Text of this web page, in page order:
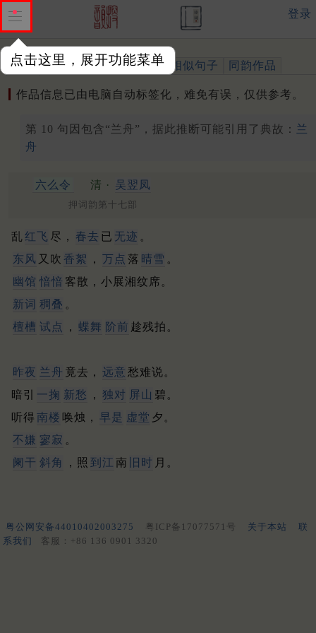
点击这里，展开功能菜单
登录
作品 标注四声 出处、引用 相似句子 同韵作品
作品信息已由电脑自动标签化，难免有误，仅供参考。
第 10 句因包含“兰舟”，据此推断可能引用了典故： 兰
舟
六么令 清 · 吴翌凤
押词韵第十七部
乱红飞 尽， 春去 已 无迹 。
东风 又吹 香絮 ， 万点 落 晴雪 。
幽馆 愔愔 客散，小展湘纹席。
新词 稠叠 。
檀槽 试点 ， 蝶舞 阶前 趁残拍。
昨夜 兰舟 竟去， 远意 愁难说。
暗引
一掬 新愁 ， 独对 屏山 碧。
听得 南楼 唤烛， 早是 虚堂 夕。
不嫌 寥寂 。
阑干 斜角 ，照 到江 南 旧时 月。
粤公网安备44010402003275 粤ICP备17077571号 关于本站
联
系我们
客服：+86 136 0901 3320